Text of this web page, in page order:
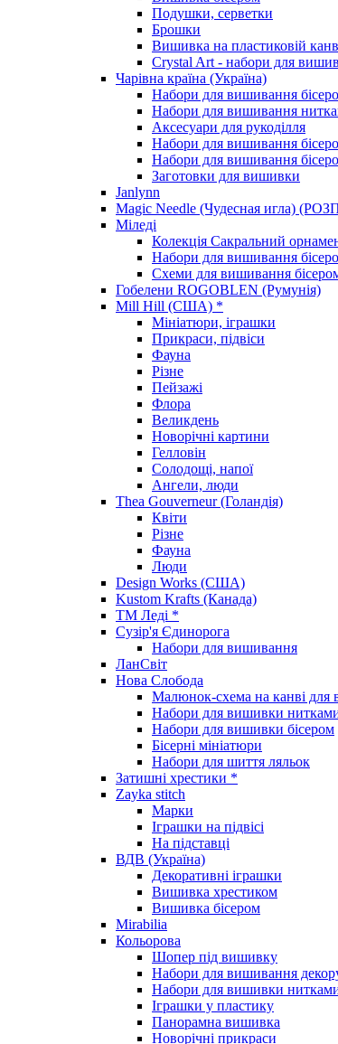
Подушки, серветки
Брошки
Вишивка на пластиковій
Crystal Art - набори для
Чарівна країна (Україна)
Набори для вишивання
Набори для вишивання
Аксесуари для рукоділля
Набори для вишивання
Набори для вишивання
Заготовки для вишивки
Janlynn
Magic Needle (Чудесная игла)
Міледі
Колекція Сакральний
Набори для вишивання
Схеми для вишивання
Гобелени ROGOBLEN (Румунія)
Mill Hill (США) *
Мініатюри, іграшки
Прикраси, підвіси
Фауна
Різне
Пейзажі
Флора
Великдень
Новорічні картини
Гелловін
Солодощі, напої
Ангели, люди
Thea Gouverneur (Голандія)
Квіти
Різне
Фауна
Люди
Design Works (США)
Kustom Krafts (Канада)
ТМ Леді *
Сузір'я Єдинорога
Набори для вишивання
ЛанСвіт
Нова Слобода
Малюнок-схема на канві для
Набори для вишивки
Набори для вишивки бісером
Бісерні мініатюри
Набори для шиття ляльок
Затишні хрестики *
Zayka stitch
Марки
Іграшки на підвісі
На підставці
ВДВ (Україна)
Декоративні іграшки
Вишивка хрестиком
Вишивка бісером
Mirabilia
Кольорова
Шопер під вишивку
Набори для вишивання
Набори для вишивки нитками
Іграшки у пластику
Панорамна вишивка
Новорічні прикраси